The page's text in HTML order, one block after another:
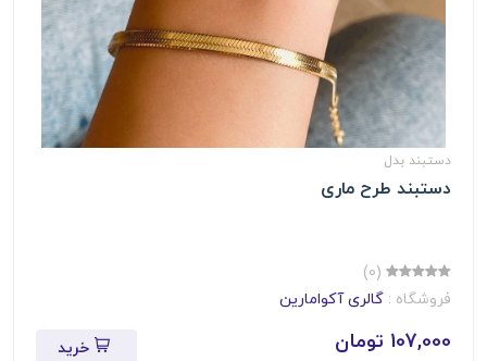
دستبند بدل
دستبند طرح ماری
(0)
فروشگاه : گالری آکوامارین
107,000 تومان خرید